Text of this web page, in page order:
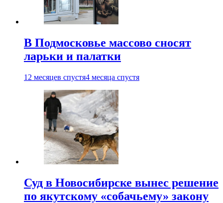
В Подмосковье массово сносят
ларьки и палатки
12 месяцев спустя4 месяца спустя
Суд в Новосибирске вынес решение
по якутскому «собачьему» закону